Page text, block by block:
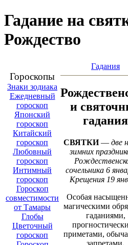
Гадание на
Рождество
Гороскопы
Знаки зодиака
Ежедневный
гороскоп
Японский
гороскоп
Китайский
гороскоп
Любовный
гороскоп
Интимный
гороскоп
Гороскоп
совместимости
от Тамары
Глобы
Цветочный
гороскоп
Гадания
и
гадания
СВЯТКИ— две
зимних
сочельника 6
Крещения 19
Особая
магическими
гаданиями,
приметами,
запретами,